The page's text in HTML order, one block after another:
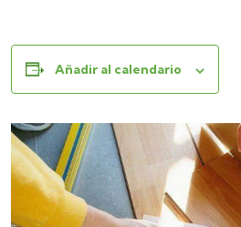
Añadir al calendario